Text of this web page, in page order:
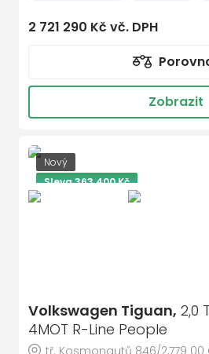
2 721 290 Kč vč. DPH
Zobrazit
Nový
Sleva 363 400 Kč
Volkswagen Tiguan, 2,0
4MOT R-Line People